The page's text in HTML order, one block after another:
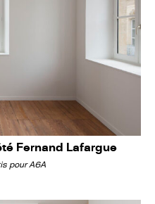
Fernand Lafargue
pour A6A